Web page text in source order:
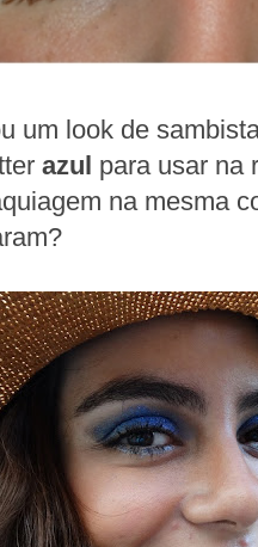
um look de
azul para usar na
na mesma